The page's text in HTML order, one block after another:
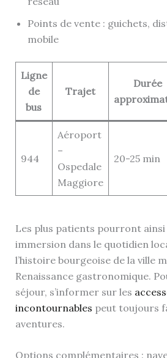
Points de vente : guichets,
mobile
Ligne
de
bus
Trajet
Durée
944
Aéroport
–
Ospedale
Maggiore
20-25 min
Les plus patients pourront ainsi
immersion dans le quotidien
l’histoire bourgeoise de la ville
Renaissance gastronomique.
séjour, s’informer sur les
incontournables peut toujours
aventures.
Options complémentaires :